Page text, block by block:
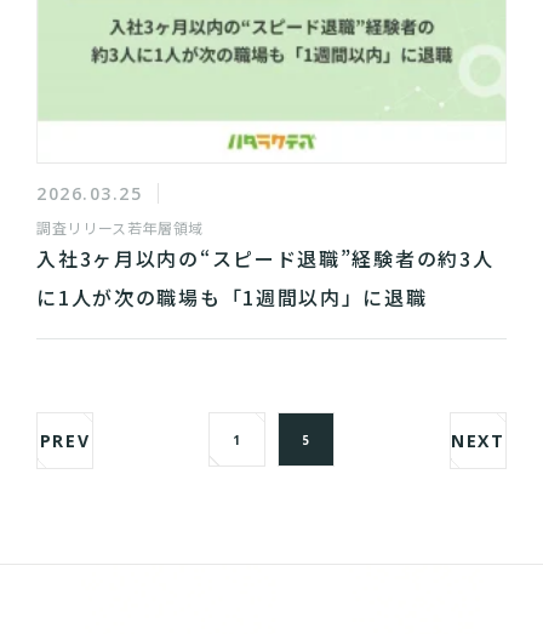
2026.03.25
調査リリース 若年層領域
入社3ヶ月以内の“スピード退職”経験者の約3人
に1人が次の職場も「1週間以内」に退職
PREV 1 5 NEXT